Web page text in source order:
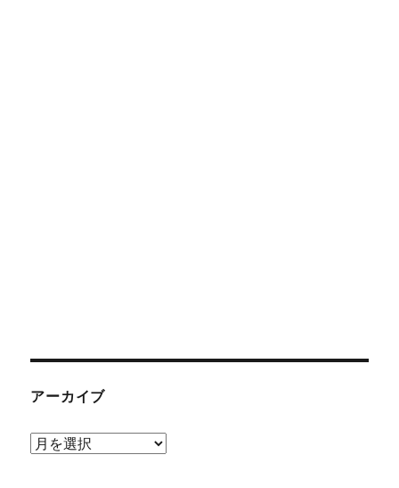
アーカイブ
ア